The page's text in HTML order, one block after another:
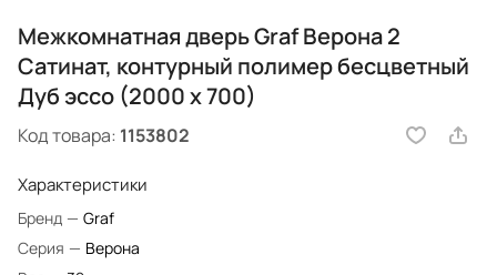
Межкомнатная дверь Graf Верона 2
Сатинат, контурный полимер бесцветный
Дуб эссо (2000 х 700)
Код товара: 1153802
Характеристики
Бренд — Graf
Серия — Верона